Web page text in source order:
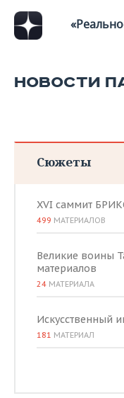
НОВОСТИ
Сюжеты
XVI саммит
499 МАТЕРИАЛОВ
Великие воины
материалов
24 МАТЕРИАЛА
Искусственный
181 МАТЕРИАЛ